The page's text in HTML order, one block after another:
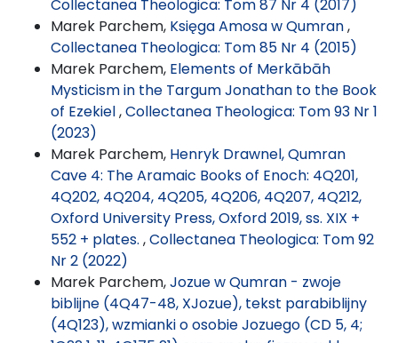
Collectanea Theologica: Tom 87 Nr 4 (2017)
Marek Parchem, Księga Amosa w Qumran,
Collectanea Theologica: Tom 85 Nr 4 (2015)
Marek Parchem, Elements of Merkābāh
Mysticism in the Targum Jonathan to the Book
of Ezekiel,Collectanea Theologica: Tom 93 Nr 1
(2023)
Marek Parchem, Henryk Drawnel, Qumran
Cave 4: The Aramaic Books of Enoch: 4Q201,
4Q202, 4Q204, 4Q205, 4Q206, 4Q207, 4Q212,
Oxford University Press, Oxford 2019, ss. XIX +
552 + plates. ,Collectanea Theologica: Tom 92
Nr 2 (2022)
Marek Parchem,Jozue w Qumran - zwoje
biblijne (4Q47-48, XJozue), tekst parabiblijny
(4Q123), wzmianki o osobie Jozuego (CD 5, 4;